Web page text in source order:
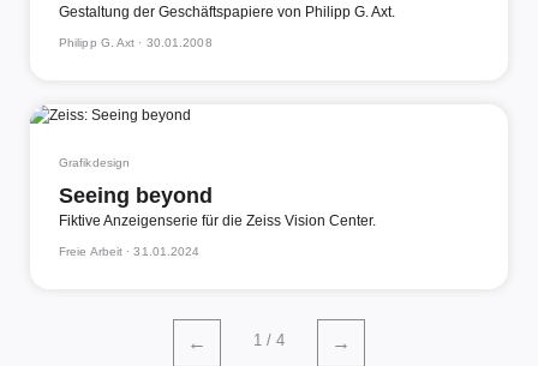
Gestaltung der Geschäftspapiere von Philipp G. Axt.
Philipp G. Axt · 30.01.2008
Grafikdesign
Seeing beyond
Fiktive Anzeigenserie für die Zeiss Vision Center.
Freie Arbeit ·31.01.2024
← 1 / 4 →